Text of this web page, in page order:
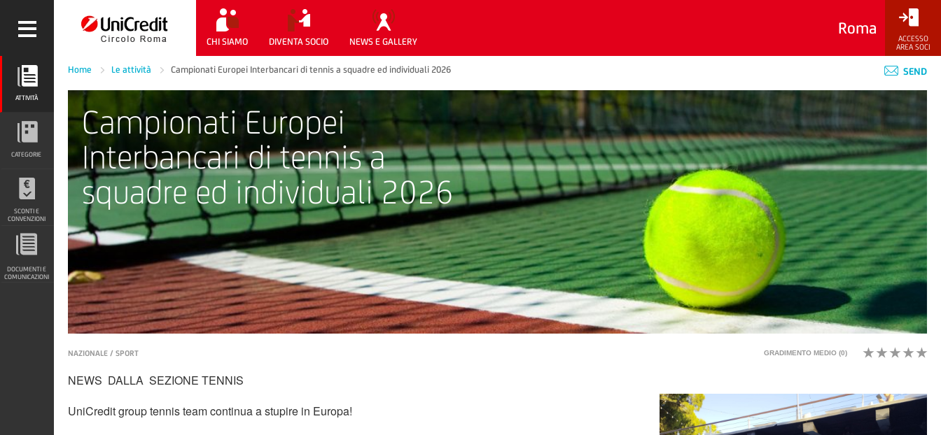
CHI SIAMO DIVENTA SOCIO NEWS E GALLERY
Roma
ACCESSO
AREA SOCI
ATTIVITÀ
CATEGORIE
CATEGORIE
SCONTI E
CONVENZIONI
SCONTI E CONVENZIONI
DOCUMENTI E
COMUNICAZIONI
DOCUMENTI E COMUNICAZIONI
Home Le attività Campionati Europei Interbancari di tennis a squadre ed individuali 2026 SEND
Campionati Europei
Interbancari di tennis a
squadre ed individuali 2026
NAZIONALE / SPORT GRADIMENTO MEDIO (0)
NEWS DALLA SEZIONE TENNIS
UniCredit group tennis team continua a stupire in Europa!